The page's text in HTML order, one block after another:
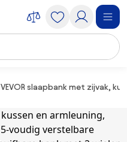
VEVOR slaapbank met zijvak,